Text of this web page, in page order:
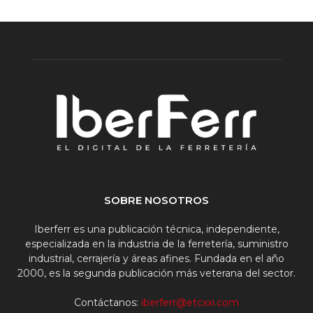
SOBRE NOSOTROS
Iberferr es una publicación técnica, independiente,
especializada en la industria de la ferretería, suministro
industrial, cerrajería y áreas afines. Fundada en el año
2000, es la segunda publicación más veterana del sector.
Contáctanos: iberferr@etcxxi.com